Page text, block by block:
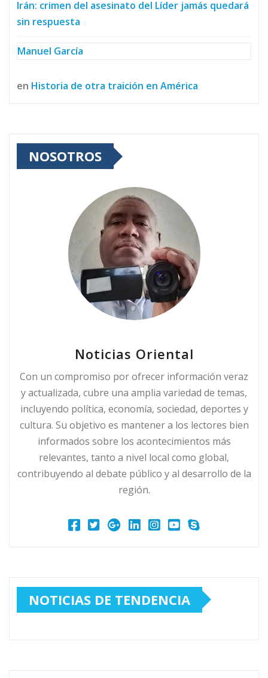
Irán: crimen del asesinato del Líder jamás quedará
sin respuesta
Manuel García
en Historia de otra traición en América
NOSOTROS
Noticias Oriental
Con un compromiso por ofrecer información veraz
y actualizada, cubre una amplia variedad de temas,
incluyendo política, economía, sociedad, deportes y
cultura. Su objetivo es mantener a los lectores bien
informados sobre los acontecimientos más
relevantes, tanto a nivel local como global,
contribuyendo al debate público y al desarrollo de la
región.
NOTICIAS DE TENDENCIA